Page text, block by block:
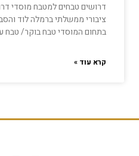
דרושים טבחים למטבח מוסדי
בתחום המוסדי טבח בוקר/ טבח
קרא עוד »